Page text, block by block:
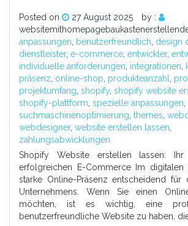
Posted on 27 August 2025
by :
anpassungen
benutzerfreundlich design
dienstleister, e-commerce entwickler,
individuelle anforderungen integrationen
präsenz online-shop produkteanzahl
projektumfang shopify, shopify website
shopify-plattform spezielle anpassungen
suchmaschinenoptimierung themes
webdesigner, website erstellen lassen
zahlungsabwicklungen
Shopify Website erstellen lassen:
erfolgreichen E-Commerce Im
starke Online-Präsenz entscheidend für
Unternehmens. Wenn Sie einen
möchten, ist es wichtig, eine
benutzerfreundliche Website zu haben,